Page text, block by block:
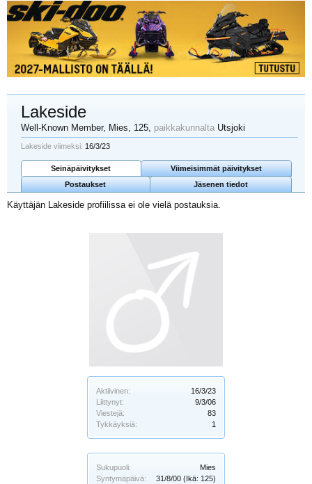
Aktiivinen:
16/3/23
Liittynyt:
9/3/06
Viestejä:
83
Tykkäyksiä:
1
Sukupuoli:
Mies
Syntymäpäivä:
31/8/00 (Ikä: 125)
Lakeside
Well-Known Member, Mies, 125, paikkakunnalta Utsjoki
Lakeside viimeksi: 16/3/23
Seinäpäivitykset
Viimeisimmät päivitykset
Postaukset
Jäsenen tiedot
Käyttäjän Lakeside profiilissa ei ole vielä postauksia.